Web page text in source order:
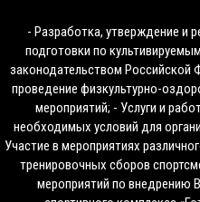
- Разработка, утверждение и
подготовки по
законодательством Российской
проведение физкультурно-
мероприятий; - Услуги и
необходимых условий для
Участие в мероприятиях
тренировочных сборов
мероприятий по внедрению